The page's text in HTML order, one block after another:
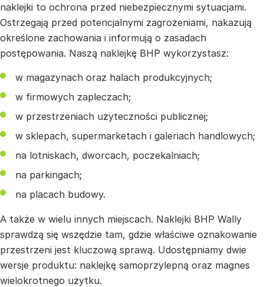
naklejki to ochrona przed niebezpiecznymi sytuacjami.
Ostrzegają przed potencjalnymi zagrożeniami, nakazują
określone zachowania i informują o zasadach
postępowania. Naszą naklejkę BHP wykorzystasz:
w magazynach oraz halach produkcyjnych;
w firmowych zapleczach;
w przestrzeniach użyteczności publicznej;
w sklepach, supermarketach i galeriach handlowych;
na lotniskach, dworcach, poczekalniach;
na parkingach;
na placach budowy.
A także w wielu innych miejscach. Naklejki BHP Wally
sprawdzą się wszędzie tam, gdzie właściwe oznakowanie
przestrzeni jest kluczową sprawą. Udostępniamy dwie
wersje produktu: naklejkę samoprzylepną oraz magnes
wielokrotnego użytku.